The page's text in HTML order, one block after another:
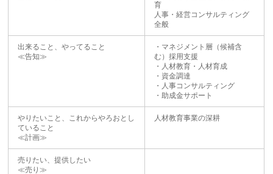
育
人事・経営コンサルティング
全般
出来ること、やってること
≪告知≫
・マネジメント層（候補含
む）採用支援
・人材教育・人材育成
・資金調達
・人事コンサルティング
・助成金サポート
やりたいこと、これからやろおとし
ていること
≪計画≫
人材教育事業の深耕
売りたい、提供したい
≪売り≫